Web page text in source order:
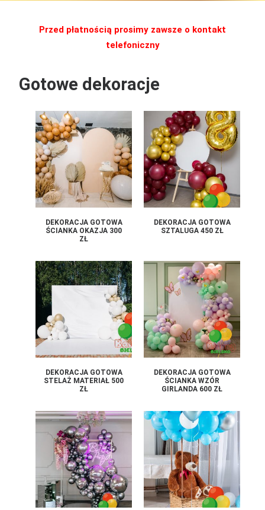
Przed płatnością prosimy zawsze o kontakt
telefoniczny
Gotowe dekoracje
DEKORACJA GOTOWA
ŚCIANKA OKAZJA 300
ZŁ
DEKORACJA GOTOWA
SZTALUGA 450 ZŁ
DEKORACJA GOTOWA
STELAŻ MATERIAŁ 500
ZŁ
DEKORACJA GOTOWA
ŚCIANKA WZÓR
GIRLANDA 600 ZŁ